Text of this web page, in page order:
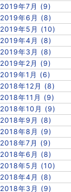
2019年7月 (9)
2019年6月 (8)
2019年5月 (10)
2019年4月 (8)
2019年3月 (8)
2019年2月 (9)
2019年1月 (6)
2018年12月 (8)
2018年11月 (9)
2018年10月 (9)
2018年9月 (8)
2018年8月 (9)
2018年7月 (9)
2018年6月 (8)
2018年5月 (10)
2018年4月 (8)
2018年3月 (9)